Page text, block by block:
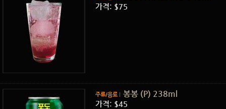
가격: $75
주류/음료 봉봉 (P) 238ml
가격: $45